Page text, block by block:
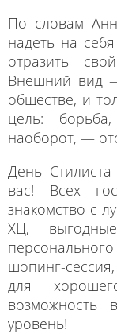
По словам
надеть на
отразить
Внешний вид
обществе, и
цель:
наоборот, —
День
вас! Всех
знакомство с
ХЦ,
шопинг-
для
возможность
уровень!